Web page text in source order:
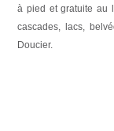
à pied et gratuite au
cascades, lacs,
Doucier.